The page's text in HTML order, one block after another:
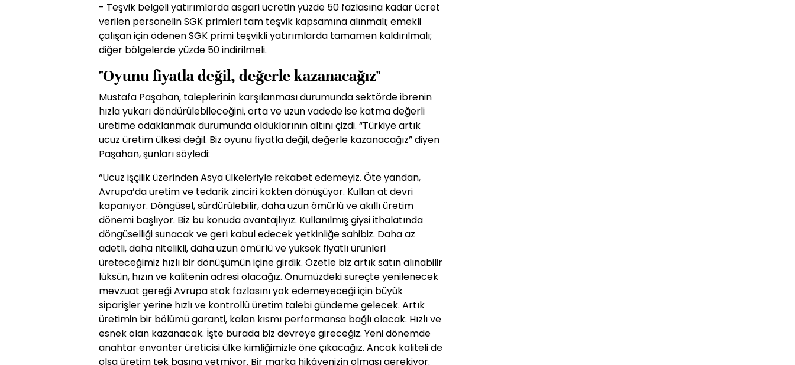
- Teşvik belgeli yatırımlarda asgari ücretin yüzde 50 fazlasına kadar ücret
verilen personelin SGK primleri tam teşvik kapsamına alınmalı; emekli
çalışan için ödenen SGK primi teşvikli yatırımlarda tamamen kaldırılmalı;
diğer bölgelerde yüzde 50 indirilmeli.
"Oyunu fiyatla değil, değerle kazanacağız"
Mustafa Paşahan, taleplerinin karşılanması durumunda sektörde ibrenin
hızla yukarı döndürülebileceğini, orta ve uzun vadede ise katma değerli
üretime odaklanmak durumunda olduklarının altını çizdi. “Türkiye artık
ucuz üretim ülkesi değil. Biz oyunu fiyatla değil, değerle kazanacağız” diyen
Paşahan, şunları söyledi:
“Ucuz işçilik üzerinden Asya ülkeleriyle rekabet edemeyiz. Öte yandan,
Avrupa’da üretim ve tedarik zinciri kökten dönüşüyor. Kullan at devri
kapanıyor. Döngüsel, sürdürülebilir, daha uzun ömürlü ve akıllı üretim
dönemi başlıyor. Biz bu konuda avantajlıyız. Kullanılmış giysi ithalatında
döngüselliği sunacak ve geri kabul edecek yetkinliğe sahibiz. Daha az
adetli, daha nitelikli, daha uzun ömürlü ve yüksek fiyatlı ürünleri
üreteceğimiz hızlı bir dönüşümün içine girdik. Özetle biz artık satın alınabilir
lüksün, hızın ve kalitenin adresi olacağız. Önümüzdeki süreçte yenilenecek
mevzuat gereği Avrupa stok fazlasını yok edemeyeceği için büyük
siparişler yerine hızlı ve kontrollü üretim talebi gündeme gelecek. Artık
üretimin bir bölümü garanti, kalan kısmı performansa bağlı olacak. Hızlı ve
esnek olan kazanacak. İşte burada biz devreye gireceğiz. Yeni dönemde
anahtar envanter üreticisi ülke kimliğimizle öne çıkacağız. Ancak kaliteli de
olsa üretim tek başına yetmiyor. Bir marka hikâyenizin olması gerekiyor.